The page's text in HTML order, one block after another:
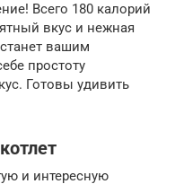
Всего 180 калорий
вкус и нежная
станет вашим
простоту
Готовы удивить
и интересную